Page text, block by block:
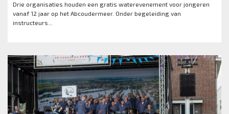
Drie organisaties houden een gratis waterevenement voor jongeren
vanaf 12 jaar op het Abcoudermeer. Onder begeleiding van
instructeurs...